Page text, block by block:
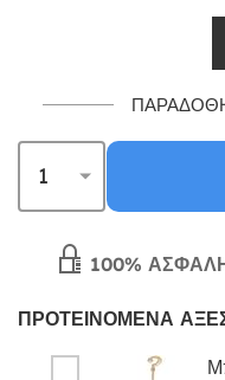
100%
ΠΡΟΤΕΙΝΌΜΕΝΑ